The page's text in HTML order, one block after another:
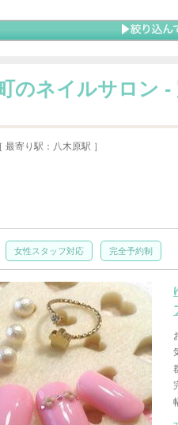
のネイルサロン -
［ 最寄り駅：八木原駅 ］
女性スタッフ対応 完全予約制